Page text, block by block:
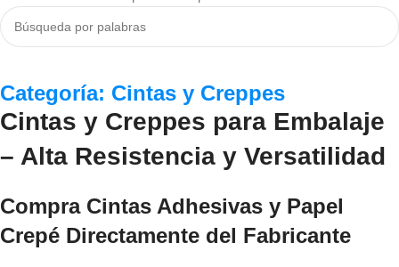
Categoría: Cintas y Creppes
Cintas y Creppes para Embalaje
– Alta Resistencia y Versatilidad
Compra Cintas Adhesivas y Papel
Crepé Directamente del Fabricante